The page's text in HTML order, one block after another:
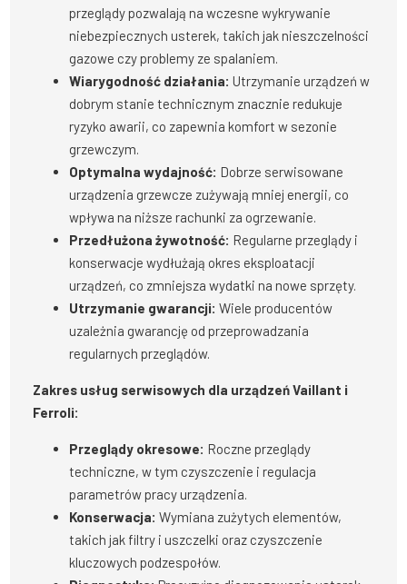
przeglądy pozwalają na wczesne wykrywanie
niebezpiecznych usterek, takich jak nieszczelności
gazowe czy problemy ze spalaniem.
Wiarygodność działania: Utrzymanie urządzeń w
dobrym stanie technicznym znacznie redukuje
ryzyko awarii, co zapewnia komfort w sezonie
grzewczym.
Optymalna wydajność: Dobrze serwisowane
urządzenia grzewcze zużywają mniej energii, co
wpływa na niższe rachunki za ogrzewanie.
Przedłużona żywotność: Regularne przeglądy i
konserwacje wydłużają okres eksploatacji
urządzeń, co zmniejsza wydatki na nowe sprzęty.
Utrzymanie gwarancji: Wiele producentów
uzależnia gwarancję od przeprowadzania
regularnych przeglądów.
Zakres usług serwisowych dla urządzeń Vaillant i
Ferroli:
Przeglądy okresowe: Roczne przeglądy
techniczne, w tym czyszczenie i regulacja
parametrów pracy urządzenia.
Konserwacja: Wymiana zużytych elementów,
takich jak filtry i uszczelki oraz czyszczenie
kluczowych podzespołów.